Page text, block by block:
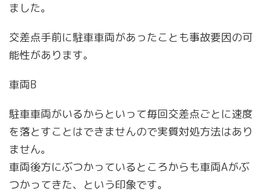
ました。
交差点手前に駐車車両があったことも事故要因の可
能性があります。
車両B
駐車車両がいるからといって毎回交差点ごとに速度
を落とすことはできませんので実質対処方法はあり
ません。
車両後方にぶつかっているところからも車両Aがぶ
つかってきた、という印象です。